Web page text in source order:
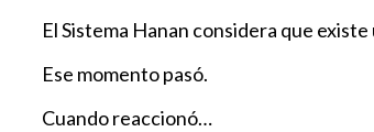
El Sistema Hanan considera que
Ese momento pasó.
Cuando reaccionó…